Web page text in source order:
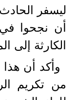
ليسفر
أن نجحوا في
الكارثة إلى
وأكد أن هذا
من تكريم